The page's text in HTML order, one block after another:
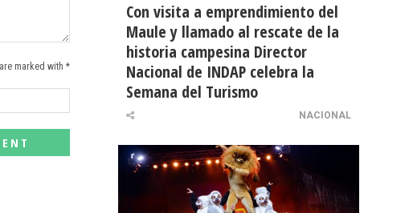
marked with *
Con visita a emprendimiento del
Maule y llamado al rescate de la
historia campesina Director
Nacional de INDAP celebra la
Semana del Turismo
NACIONAL